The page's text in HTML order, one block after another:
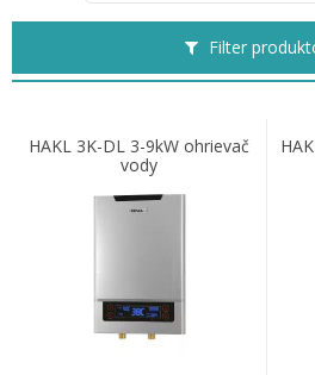
Filter
HAKL 3K-DL 3-9kW ohrievač
vody